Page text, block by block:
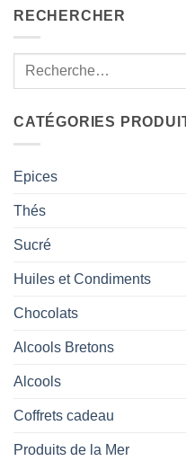
RECHERCHER
CATÉGORIES
Epices
Thés
Sucré
Huiles et Condiments
Chocolats
Alcools Bretons
Alcools
Coffrets cadeau
Produits de la Mer